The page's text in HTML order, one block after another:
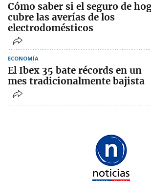
Cómo saber si el seguro de
cubre las averías de los
electrodomésticos
ECONOMÍA
El Ibex 35 bate récords en un
mes tradicionalmente bajista